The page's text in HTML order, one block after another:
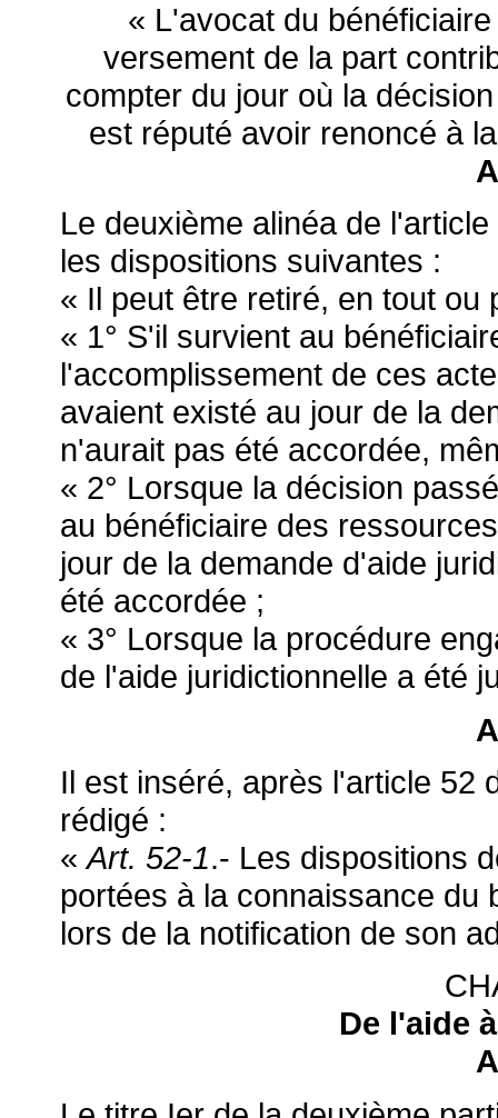
« L'avocat du
versement de la part
compter du jour où la
est réputé avoir renoncé à
Le deuxième alinéa de
les dispositions suivantes :
« Il peut être retiré, en tout
« 1° S'il survient au
l'accomplissement de ces
avaient existé au jour de la
n'aurait pas été accordée,
« 2° Lorsque la décision
au bénéficiaire des
jour de la demande d'aide
été accordée ;
« 3° Lorsque la procédure
de l'aide juridictionnelle a été
Il est inséré, après l'article 52
rédigé :
« Art. 52-1.- Les dispositions
portées à la connaissance du
lors de la notification de son
De l'aide